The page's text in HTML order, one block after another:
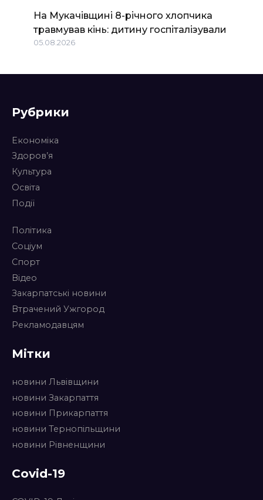
На Мукачівщині 8-річного хлопчика
травмував кінь: дитину госпіталізували
05.08.2026
Рубрики
Економіка
Здоров’я
Культура
Освіта
Події
Політика
Соціум
Спорт
Відео
Закарпатські новини
Втрачений Ужгород
Рекламодавцям
Мітки
новини Львівщини
новини Закарпаття
новини Прикарпаття
новини Тернопільщини
новини Рівненщини
Covid-19